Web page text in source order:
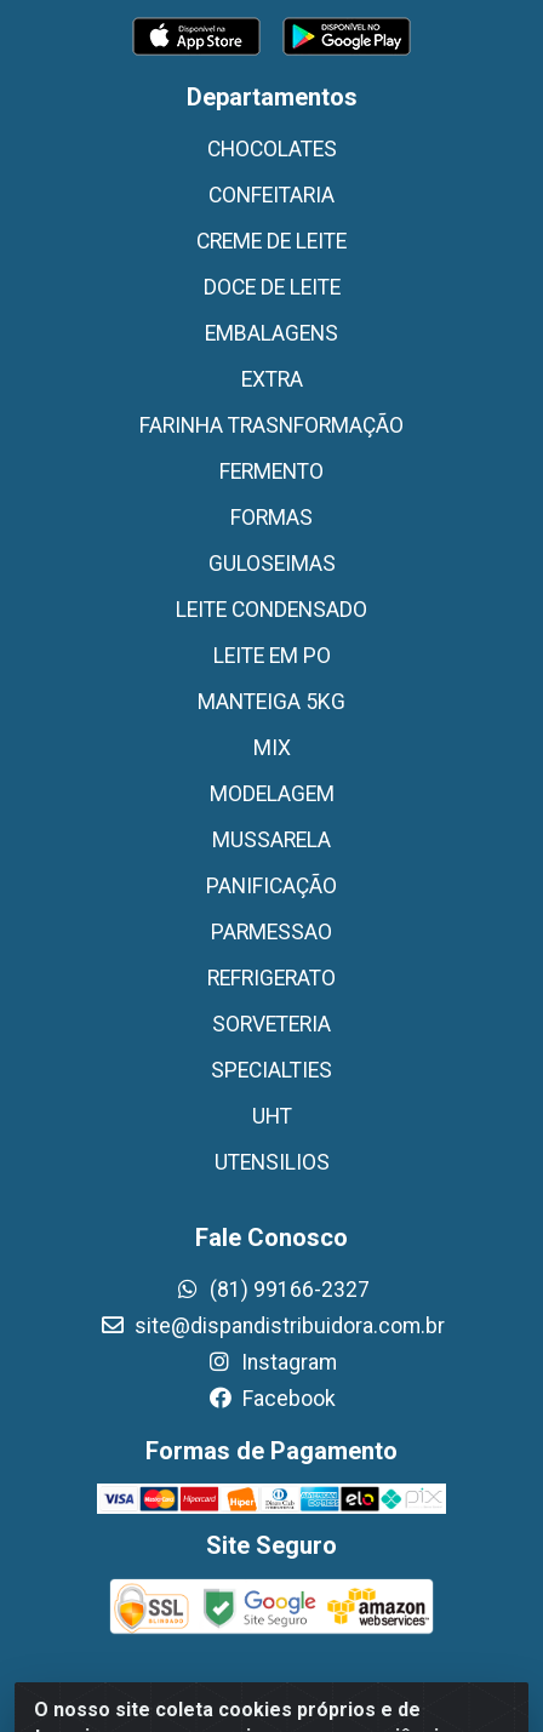
O nosso site coleta cookies próprios e de
Departamentos
CHOCOLATES
CONFEITARIA
CREME DE LEITE
DOCE DE LEITE
EMBALAGENS
EXTRA
FARINHA TRASNFORMAÇÃO
FERMENTO
FORMAS
GULOSEIMAS
LEITE CONDENSADO
LEITE EM PO
MANTEIGA 5KG
MIX
MODELAGEM
MUSSARELA
PANIFICAÇÃO
PARMESSAO
REFRIGERATO
SORVETERIA
SPECIALTIES
UHT
UTENSILIOS
Fale Conosco
(81) 99166-2327
site@dispandistribuidora.com.br
Instagram
Facebook
Formas de Pagamento
Site Seguro
Dispan Distribuidora de Alimentos LTDA - Avenida